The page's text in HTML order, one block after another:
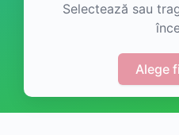
Selectează sau
Alege